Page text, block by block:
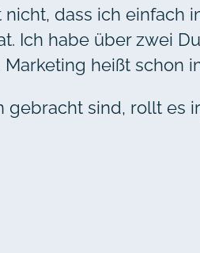
dass ich einfach
Ich habe über zwei
heißt schon
sind, rollt es